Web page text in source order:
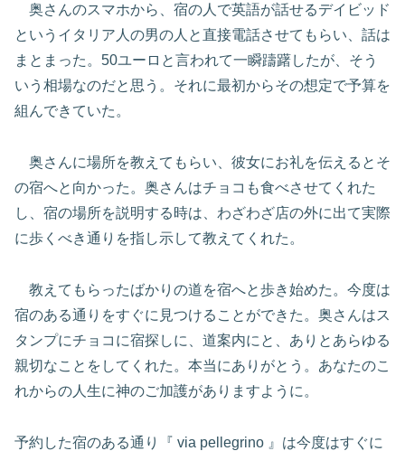
奥さんのスマホから、宿の人で英語が話せるデイビッド
というイタリア人の男の人と直接電話させてもらい、話は
まとまった。50ユーロと言われて一瞬躊躇したが、そう
いう相場なのだと思う。それに最初からその想定で予算を
組んできていた。
奥さんに場所を教えてもらい、彼女にお礼を伝えるとそ
の宿へと向かった。奥さんはチョコも食べさせてくれた
し、宿の場所を説明する時は、わざわざ店の外に出て実際
に歩くべき通りを指し示して教えてくれた。
教えてもらったばかりの道を宿へと歩き始めた。今度は
宿のある通りをすぐに見つけることができた。奥さんはス
タンプにチョコに宿探しに、道案内にと、ありとあらゆる
親切なことをしてくれた。本当にありがとう。あなたのこ
れからの人生に神のご加護がありますように。
予約した宿のある通り『 via pellegrino 』は今度はすぐに